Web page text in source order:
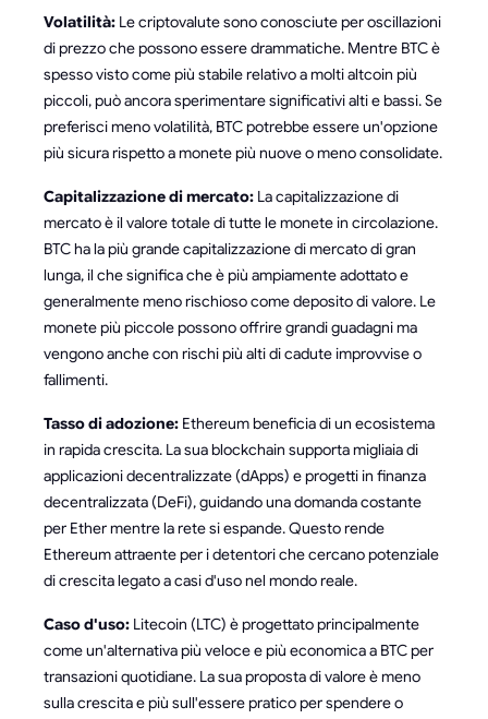
Volatilità: Le criptovalute sono conosciute per oscillazioni
di prezzo che possono essere drammatiche. Mentre BTC è
spesso visto come più stabile relativo a molti altcoin più
piccoli, può ancora sperimentare significativi alti e bassi. Se
preferisci meno volatilità, BTC potrebbe essere un'opzione
più sicura rispetto a monete più nuove o meno consolidate.
Capitalizzazione di mercato: La capitalizzazione di
mercato è il valore totale di tutte le monete in circolazione.
BTC ha la più grande capitalizzazione di mercato di gran
lunga, il che significa che è più ampiamente adottato e
generalmente meno rischioso come deposito di valore. Le
monete più piccole possono offrire grandi guadagni ma
vengono anche con rischi più alti di cadute improvvise o
fallimenti.
Tasso di adozione: Ethereum beneficia di un ecosistema
in rapida crescita. La sua blockchain supporta migliaia di
applicazioni decentralizzate (dApps) e progetti in finanza
decentralizzata (DeFi), guidando una domanda costante
per Ether mentre la rete si espande. Questo rende
Ethereum attraente per i detentori che cercano potenziale
di crescita legato a casi d'uso nel mondo reale.
Caso d'uso: Litecoin (LTC) è progettato principalmente
come un'alternativa più veloce e più economica a BTC per
transazioni quotidiane. La sua proposta di valore è meno
sulla crescita e più sull'essere pratico per spendere o